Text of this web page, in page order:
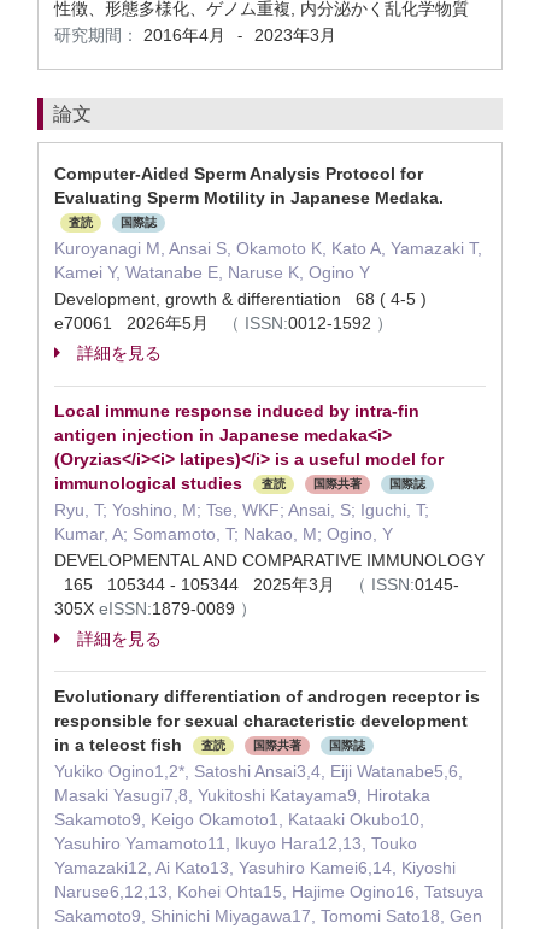
性徴、形態多様化、ゲノム重複, 内分泌かく乱化学物質
研究期間：
2016年4月 - 2023年3月
論文
Computer-Aided Sperm Analysis Protocol for
Evaluating Sperm Motility in Japanese Medaka.
査読 国際誌
Kuroyanagi M, Ansai S, Okamoto K, Kato A, Yamazaki T,
Kamei Y, Watanabe E, Naruse K, Ogino Y
Development, growth & differentiation 68 ( 4-5 )
e70061 2026年5月
（ ISSN:0012-1592 ）
詳細を見る
Local immune response induced by intra-fin
antigen injection in Japanese medaka<i>
(Oryzias</i><i> latipes)</i> is a useful model for
immunological studies
査読 国際共著 国際誌
Ryu, T; Yoshino, M; Tse, WKF; Ansai, S; Iguchi, T;
Kumar, A; Somamoto, T; Nakao, M; Ogino, Y
DEVELOPMENTAL AND COMPARATIVE IMMUNOLOGY
165 105344 - 105344 2025年3月
（ ISSN:0145-
305X eISSN:1879-0089 ）
詳細を見る
Evolutionary differentiation of androgen receptor is
responsible for sexual characteristic development
in a teleost fish
査読 国際共著 国際誌
Yukiko Ogino1,2*, Satoshi Ansai3,4, Eiji Watanabe5,6,
Masaki Yasugi7,8, Yukitoshi Katayama9, Hirotaka
Sakamoto9, Keigo Okamoto1, Kataaki Okubo10,
Yasuhiro Yamamoto11, Ikuyo Hara12,13, Touko
Yamazaki12, Ai Kato13, Yasuhiro Kamei6,14, Kiyoshi
Naruse6,12,13, Kohei Ohta15, Hajime Ogino16, Tatsuya
Sakamoto9, Shinichi Miyagawa17, Tomomi Sato18, Gen